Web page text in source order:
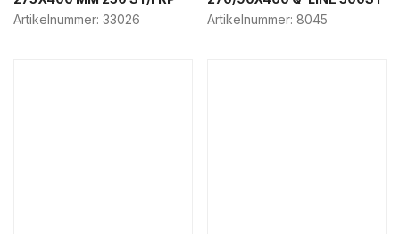
Artikelnummer: 33026
Artikelnummer: 8045